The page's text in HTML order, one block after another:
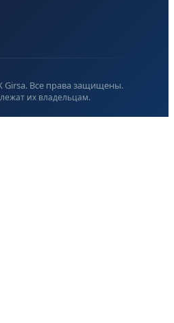
Girsa. Все права защищены.
их владельцам.